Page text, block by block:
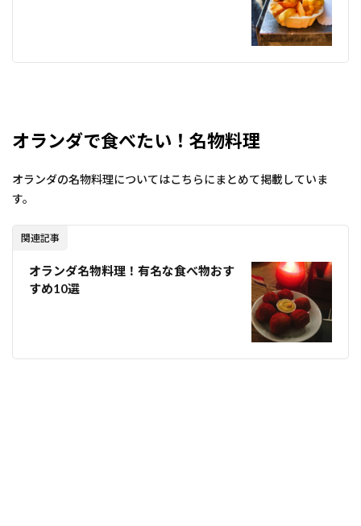
オランダで食べたい！名物料理
オランダの名物料理についてはこちらにまとめて掲載していま
す。
関連記事
オランダ名物料理！有名な食べ物おす
すめ10選